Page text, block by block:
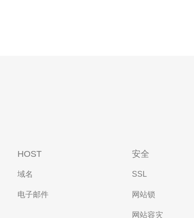
HOST
域名
电子邮件
安全
SSL
网站锁
网站容灾